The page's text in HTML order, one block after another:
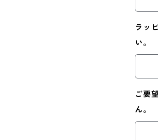
ラッ
い。
ご要
ん。